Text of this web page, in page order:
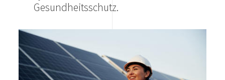
Gesundheitsschutz.
Image